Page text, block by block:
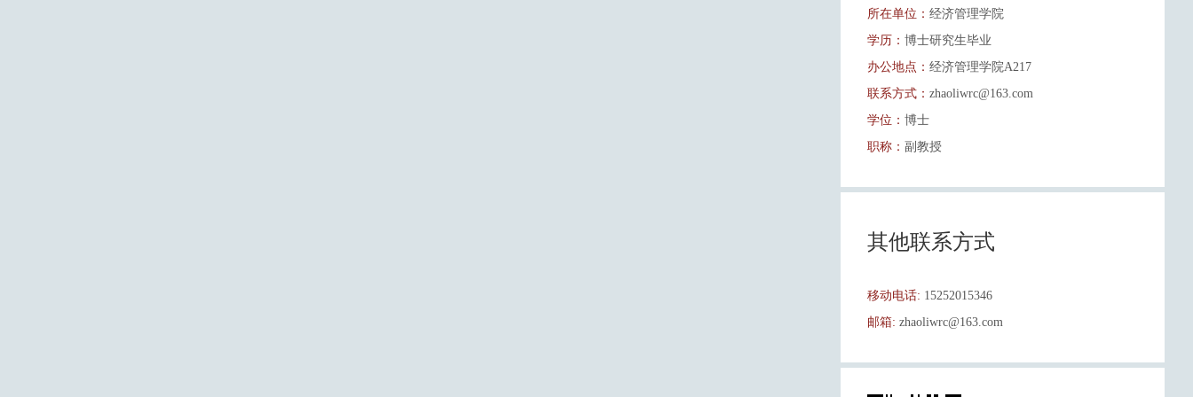
所在单位： 经济管理学院
学历： 博士研究生毕业
办公地点： 经济管理学院A217
联系方式： zhaoliwrc@163.com
学位： 博士
职称： 副教授
其他联系方式
移动电话: 15252015346
邮箱: zhaoliwrc@163.com